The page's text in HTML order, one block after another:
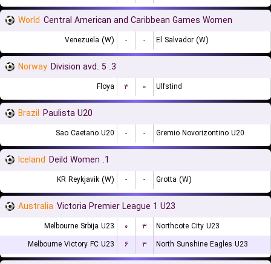
World Central American and Caribbean Games Women
Venezuela (W) - - El Salvador (W)
Norway 3. Division avd. 5
Floya ۳ ۰ Ulfstind
Brazil Paulista U20
Sao Caetano U20 - - Gremio Novorizontino U20
Iceland 1. Deild Women
KR Reykjavik (W) - - Grotta (W)
Australia Victoria Premier League 1 U23
Melbourne Srbija U23 ۰ ۳
Northcote City U23
Melbourne Victory FC U23
۶ ۳ North Sunshine Eagles U23